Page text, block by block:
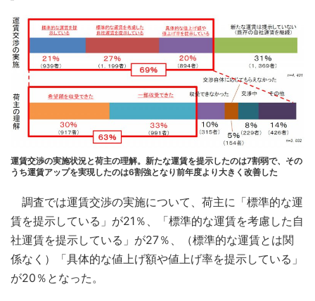
運賃交渉の実施状況と荷主の理解。新たな運賃を提示したのは7割弱で、その
うち運賃アップを実現したのは6割強となり前年度より大きく改善した
調査では運賃交渉の実施について、荷主に「標準的な運
賃を提示している」が21％、「標準的な運賃を考慮した自
社運賃を提示している」が27％、（標準的な運賃とは関
係なく）「具体的な値上げ額や値上げ率を提示している」
が20％となった。